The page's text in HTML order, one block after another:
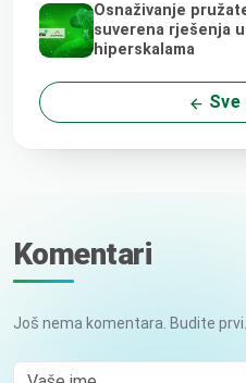
Osnaživanje
suverena rješenja
hiperskalama
Sve
Komentari
Još nema komentara. Budite prvi.
Vaše ime